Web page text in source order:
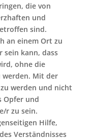
die von
und
sind.
an einem Ort zu
sein kann, dass
ohne die
Mit der
werden und nicht
Opfer und
r zu sein.
Hilfe,
Verständnisses